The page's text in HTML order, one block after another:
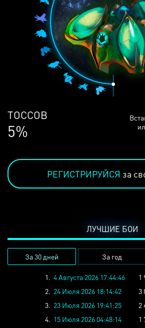
ЛЮДЕЙ
68%
РЕГИСТРИРУЙСЯ за
ЛУЧШИЕ БОИ
За 30 дней За год
1. 4 Августа 2026 17:44:46
1
2. 24 Июля 2026 18:14:42
3
3. 23 Июля 2026 19:41:25
2
4. 15 Июля 2026 04:48:14
1